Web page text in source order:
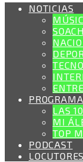
NOTICIAS
LAS
MI
TOP
PODCAST
LOCUTORES